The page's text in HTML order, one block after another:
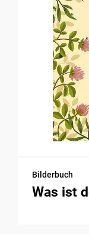
Bilderbuch
Was ist